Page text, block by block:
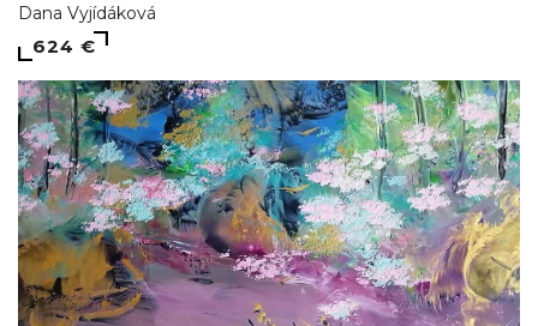
Dana Vyjídáková
624 €